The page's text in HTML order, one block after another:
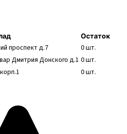
Остаток
проспект д.7 0шт.
Дмитрия Донского д.1 0шт.
0шт.